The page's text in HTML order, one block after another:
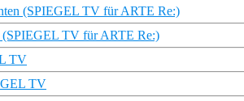
(SPIEGEL TV für ARTE Re:)
(SPIEGEL TV für ARTE Re:)
TV
TV